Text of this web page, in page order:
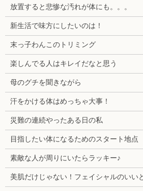
放置すると悲惨な汚れが体にも。。。
新生活で味方にしたいのは！
末っ子わんこのトリミング
楽しんでる人はキレイだなと思う
母のグチを聞きながら
汗をかける体はめっちゃ大事！
災難の連続やったある日の私
目指したい体になるためのスタート地点
素敵な人が周りにいたらラッキー♪
美肌だけじゃない！フェイシャルのいい